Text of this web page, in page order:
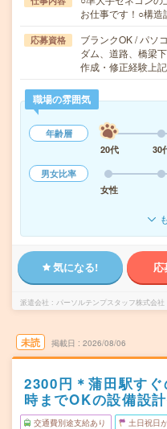
お仕事です！○構
応募資格
ブランクOK / パソ
ダム、道路、橋梁
作成・修正経験上
職場の雰囲気
年齢層
20代
30
男女比率
女性
気になる! 応
派遣会社 パーソルテンプスタッフ株式会
未読 掲載日 2026/08/06
2300円＊蒲田駅す
時までOKの設備設
交通費別途支給あり 土日祝日